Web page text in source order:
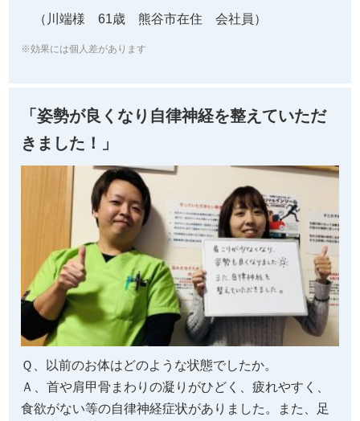
（川端様 61歳 熊谷市在住 会社員）
※効果には個人差があります
「姿勢が良くなり自律神経を整えていただ
きました！」
Ｑ、以前のお体はどのような状態でしたか。
Ａ、首や肩甲骨まわりの凝りがひどく、疲れやすく、
食欲がない等の自律神経症状がありました。また、足